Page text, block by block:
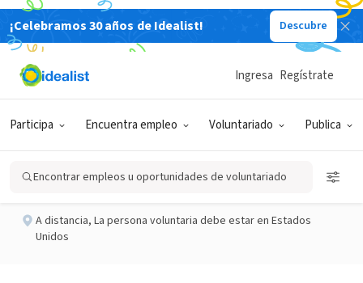
¡Celebramos 30 años de Idealist! Descubre
Participa Encuentra empleo Voluntariado Publica
Ingresa Regístrate
Encontrar empleos u oportunidades de voluntariado
ORGANIZACIÓN SIN FIN DE LUCRO
Publicado hace 2 meses
Board of Directors
Nurturings
A distancia, La persona voluntaria debe estar en Estados
Unidos